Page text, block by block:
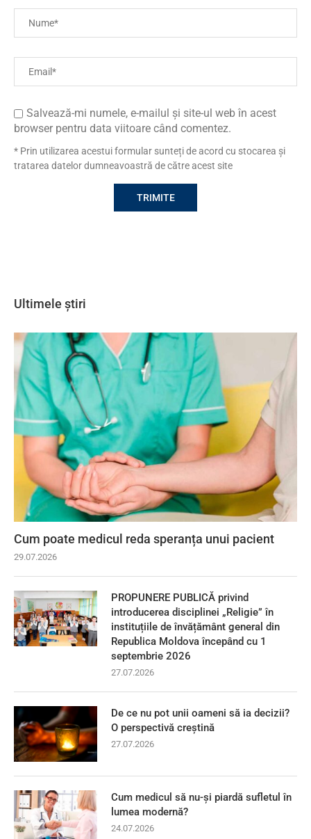
Salvează-mi numele, e-mailul și site-ul web în acest
browser pentru data viitoare când comentez.
* Prin utilizarea acestui formular sunteți de acord cu stocarea și
tratarea datelor dumneavoastră de către acest site
Ultimele știri
Cum poate medicul reda speranța unui pacient
29.07.2026
PROPUNERE PUBLICĂ privind
introducerea disciplinei „Religie” în
instituțiile de învățământ general din
Republica Moldova începând cu 1
septembrie 2026
27.07.2026
De ce nu pot unii oameni să ia decizii?
O perspectivă creștină
27.07.2026
Cum medicul să nu-și piardă sufletul în
lumea modernă?
24.07.2026